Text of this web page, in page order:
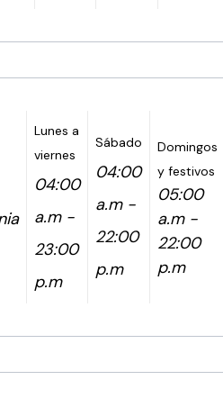
Lunes a
viernes
04:00
a.m -
23:00
p.m
Sábado
04:00
a.m -
22:00
p.m
Domingos
y festivos
05:00
a.m -
22:00
p.m